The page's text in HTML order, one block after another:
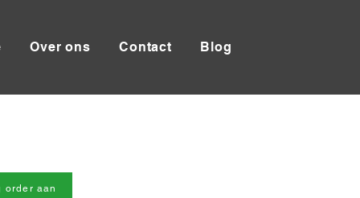
Over ons Contact Blog
order aan